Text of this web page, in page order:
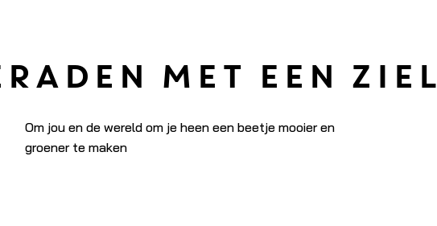
MET EEN ZIEL
Om jou en de wereld om je heen een beetje mooier en
groener te maken